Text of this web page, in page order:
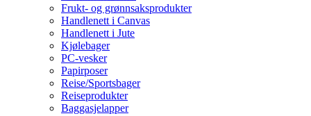
Frukt- og grønnsaksprodukter
Handlenett i Canvas
Handlenett i Jute
Kjølebager
PC-vesker
Papirposer
Reise/Sportsbager
Reiseprodukter
Baggasjelapper